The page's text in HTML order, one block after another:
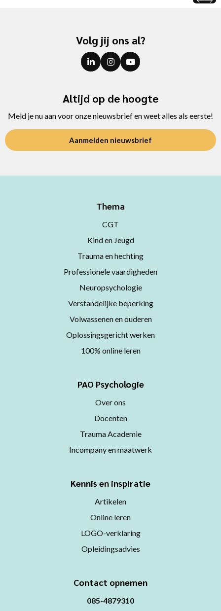
Volg jij ons al?
Altijd op de hoogte
Meld je nu aan voor onze nieuwsbrief en weet alles als eerste!
Aanmelden nieuwsbrief
Thema
CGT
Kind en Jeugd
Trauma en hechting
Professionele vaardigheden
Neuropsychologie
Verstandelijke beperking
Volwassenen en ouderen
Oplossingsgericht werken
100% online leren
PAO Psychologie
Over ons
Docenten
Trauma Academie
Incompany en maatwerk
Kennis en inspiratie
Artikelen
Online leren
LOGO-verklaring
Opleidingsadvies
Contact opnemen
085-4879310